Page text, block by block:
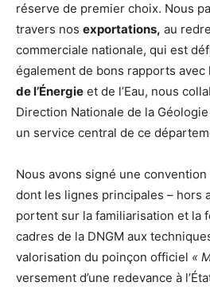
réserve de premier choix. Nous
travers nos exportations, au
commerciale nationale, qui est
également de bons rapports avec
de l’Énergie et de l’Eau, nous
Direction Nationale de la
un service central de ce
Nous avons signé une
dont les lignes principales – hors
portent sur la familiarisation et la
cadres de la DNGM aux
valorisation du poinçon officiel «
versement d’une redevance à